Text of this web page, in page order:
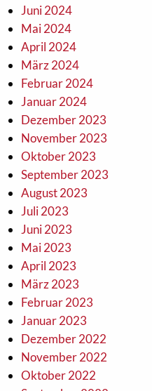
Juni 2024
Mai 2024
April 2024
März 2024
Februar 2024
Januar 2024
Dezember 2023
November 2023
Oktober 2023
September 2023
August 2023
Juli 2023
Juni 2023
Mai 2023
April 2023
März 2023
Februar 2023
Januar 2023
Dezember 2022
November 2022
Oktober 2022